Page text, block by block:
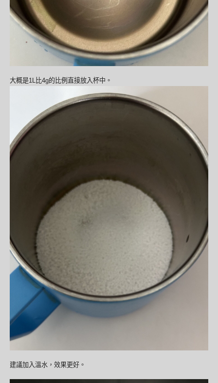
大概是1L比4g的比例直接放入杯中。
建議加入溫水，效果更好。